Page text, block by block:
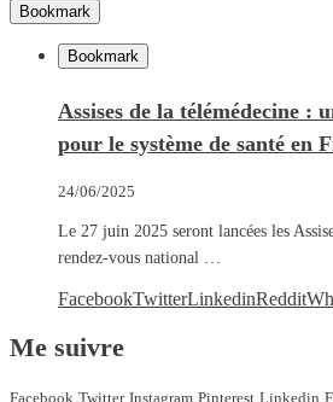
Bookmark
Bookmark
Assises de la télémédecine :
pour le système de santé en
24/06/2025
Le 27 juin 2025 seront lancées les
rendez-vous national …
FacebookTwitterLinkedinReddit
Me suivre
Facebook Twitter Instagram Pinterest Linkedin